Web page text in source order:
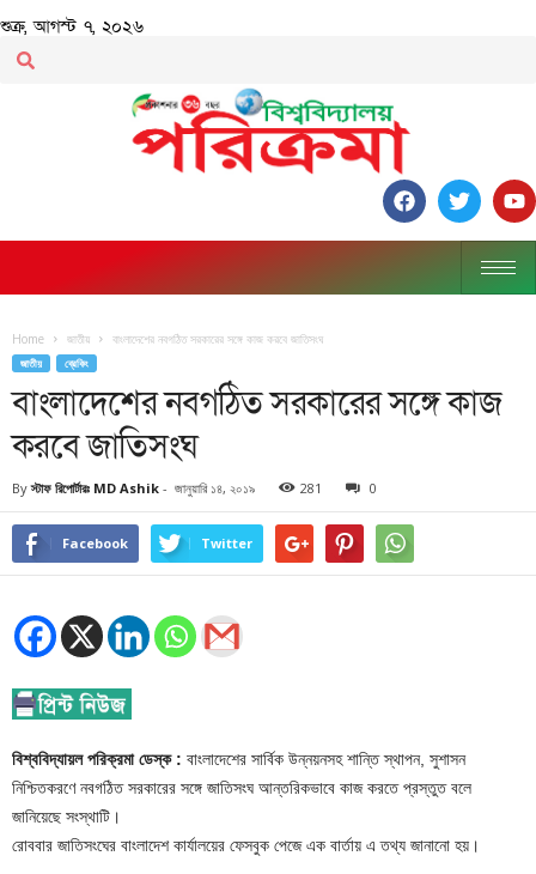
শুক্র, আগস্ট ৭, ২০২৬
Home জাতীয় বাংলাদেশের নবগঠিত সরকারের সঙ্গে কাজ করবে জাতিসংঘ
জাতীয় ব্রেকিং
বাংলাদেশের নবগঠিত সরকারের সঙ্গে কাজ
করবে জাতিসংঘ
By স্টাফ রিপোর্টারঃ MD Ashik - জানুয়ারি ১৪, ২০১৯ 281 0
Facebook Twitter
বিশ্ববিদ্যায়ল পরিক্রমা ডেস্ক : বাংলাদেশের সার্বিক উন্নয়নসহ শান্তি স্থাপন, সুশাসন
নিশ্চিতকরণে নবগঠিত সরকারের সঙ্গে জাতিসংঘ আন্তরিকভাবে কাজ করতে প্রস্তুত বলে
জানিয়েছে সংস্থাটি।
রোববার জাতিসংঘের বাংলাদেশ কার্যালয়ের ফেসবুক পেজে এক বার্তায় এ তথ্য জানানো হয়।